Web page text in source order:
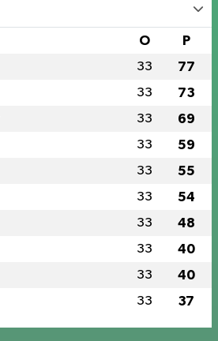
O P
33 77
33 73
33 69
33 59
33 55
33 54
33 48
33 40
33 40
33 37